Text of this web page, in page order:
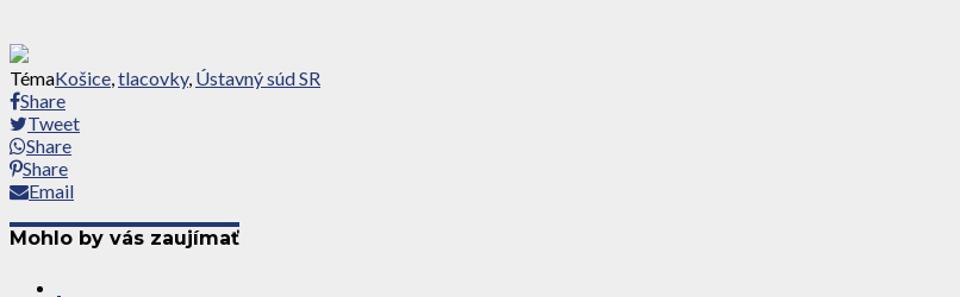
TémaKošice,tlacovky, Ústavný súd SR
Share
Tweet
Share
Share
Email
Mohlo by vás zaujímať